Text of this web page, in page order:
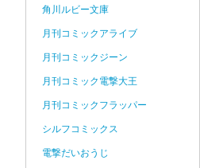
角川ルビー文庫
月刊コミックアライブ
月刊コミックジーン
月刊コミック電撃大王
月刊コミックフラッパー
シルフコミックス
電撃だいおうじ